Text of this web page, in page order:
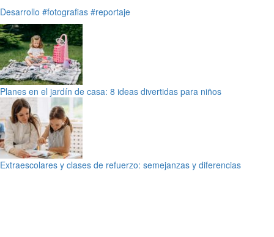
Desarrollo #fotografias #reportaje
Planes en el jardín de casa: 8 ideas divertidas para niños
Extraescolares y clases de refuerzo: semejanzas y diferencias